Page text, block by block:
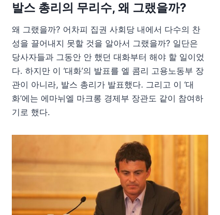
발스 총리의 무리수, 왜 그랬을까?
왜 그랬을까? 어차피 집권 사회당 내에서 다수의 찬
성을 끌어내지 못할 것을 알아서 그랬을까? 일단은
당사자들과 그동안 안 했던 대화부터 해야 할 일이었
다. 하지만 이 ‘대화’의 발표를 엘 콤리 고용노동부 장
관이 아니라, 발스 총리가 발표했다. 그리고 이 ‘대
화’에는 에마뉘엘 마크롱 경제부 장관도 같이 참여하
기로 했다.